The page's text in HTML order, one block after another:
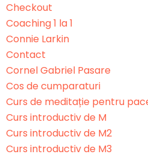
Checkout
Coaching 1 la 1
Connie Larkin
Contact
Cornel Gabriel Pasare
Cos de cumparaturi
Curs de meditație pentru
Curs introductiv de M
Curs introductiv de M2
Curs introductiv de M3